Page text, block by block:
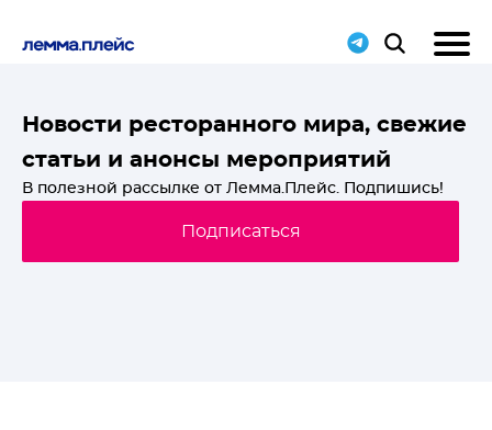
Новости ресторанного мира, свежие
статьи и анонсы мероприятий
В полезной рассылке от Лемма.Плейс. Подпишись!
Подписаться